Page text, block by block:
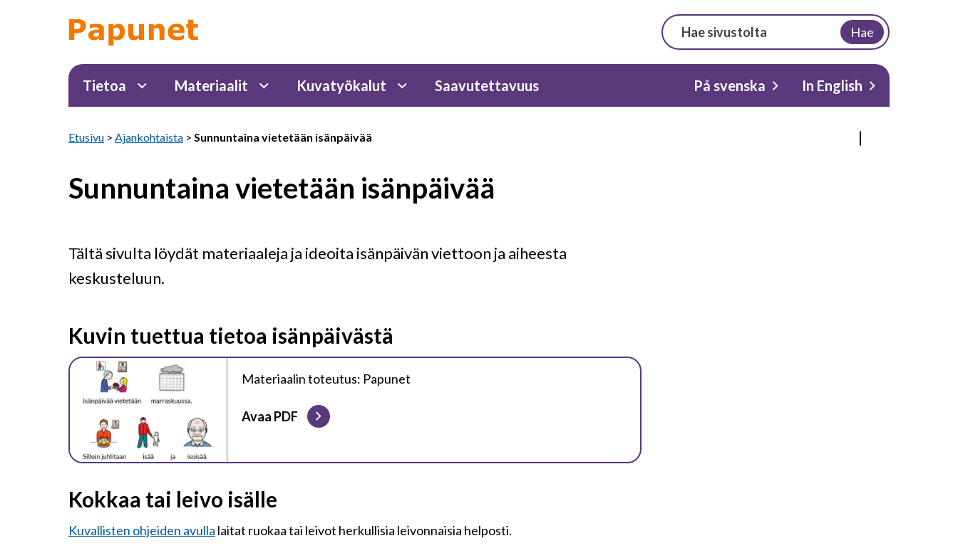
Hae
Tietoa Materiaalit Kuvatyökalut Saavutettavuus På svenska In English
Etusivu > Ajankohtaista > Sunnuntaina vietetään isänpäivää
Sunnuntaina vietetään isänpäivää
Tältä sivulta löydät materiaaleja ja ideoita isänpäivän viettoon ja aiheesta
keskusteluun.
Kuvin tuettua tietoa isänpäivästä
Materiaalin toteutus: Papunet
Avaa PDF
Kokkaa tai leivo isälle
Kuvallisten ohjeiden avulla laitat ruokaa tai leivot herkullisia leivonnaisia helposti.